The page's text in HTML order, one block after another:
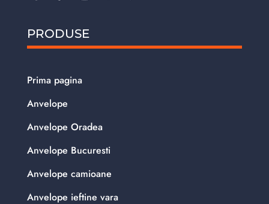
PRODUSE
Prima pagina
Anvelope
Anvelope Oradea
Anvelope Bucuresti
Anvelope camioane
Anvelope ieftine vara